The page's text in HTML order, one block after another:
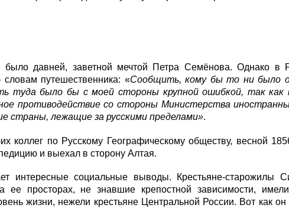
давней, заветной мечтой Петра Семёнова. Однако в
путешественника: «Сообщить, кому бы то ни было
туда было бы с моей стороны крупной ошибкой, так как
противодействие со стороны Министерства
страны, лежащие за русскими пределами».
коллег по Русскому Географическому обществу, весной
и выехал в сторону Алтая.
интересные социальные выводы. Крестьяне-старожилы
просторах, не знавшие крепостной зависимости,
жизни, нежели крестьяне Центральной России. Вот как